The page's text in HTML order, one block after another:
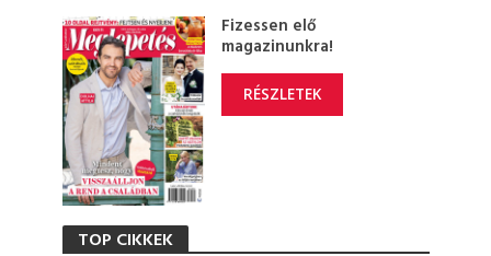
Fizessen elő
magazinunkra!
RÉSZLETEK
TOP CIKKEK